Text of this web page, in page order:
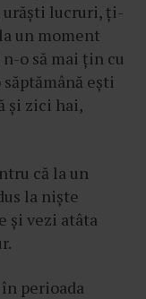
lucruri, ți-
un moment
o să mai țin cu
ești
și zici hai,
că la un
la niște
și vezi atâta
perioada